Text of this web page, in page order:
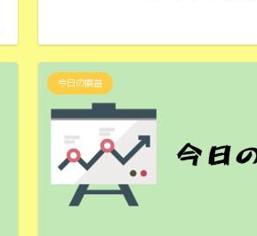
今日の損益